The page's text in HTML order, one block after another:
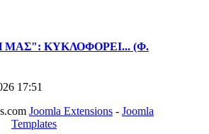
ΜΑΣ": ΚΥΚΛΟΦΟΡΕΙ... (Φ.
17:51
Joomla Extensions -Joomla
Templates